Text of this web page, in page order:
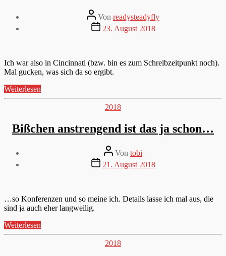
Beitragsautor
Von readysteadyfly
Veröffentlichungsdatum
23. August 2018
Ich war also in Cincinnati (bzw. bin es zum Schreibzeitpunkt noch).
Mal gucken, was sich da so ergibt.
Weiterlesen
man
In
Kategorien
2018
Bißchen anstrengend ist das ja schon…
Beitragsautor
Von tobi
Veröffentlichungsdatum
21. August 2018
…so Konferenzen und so meine ich. Details lasse ich mal aus, die
sind ja auch eher langweilig.
Weiterlesen
anstrengend
Kategorien
2018